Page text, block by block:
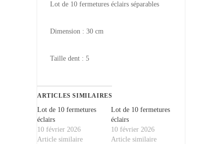
Lot de 10 fermetures éclairs séparables
Dimension : 30 cm
Taille dent : 5
ARTICLES SIMILAIRES
Lot de 10 fermetures
éclairs
10 février 2026
Article similaire
Lot de 10 fermetures
éclairs
10 février 2026
Article similaire